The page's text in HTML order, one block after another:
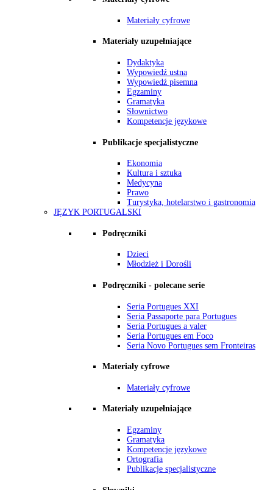
Materiały cyfrowe
Materiały uzupełniające
Dydaktyka
Wypowiedź ustna
Wypowiedź pisemna
Egzaminy
Gramatyka
Słownictwo
Kompetencje językowe
Publikacje specjalistyczne
Ekonomia
Kultura i sztuka
Medycyna
Prawo
Turystyka, hotelarstwo i gastronomia
JĘZYK PORTUGALSKI
Podręczniki
Dzieci
Młodzież i Dorośli
Podręczniki - polecane serie
Seria Portugues XXI
Seria Passaporte para Portugues
Seria Portugues a valer
Seria Portugues em Foco
Seria Novo Portugues sem Fronteiras
Materiały cyfrowe
Materiały cyfrowe
Materiały uzupełniające
Egzaminy
Gramatyka
Kompetencje językowe
Ortografia
Publikacje specjalistyczne